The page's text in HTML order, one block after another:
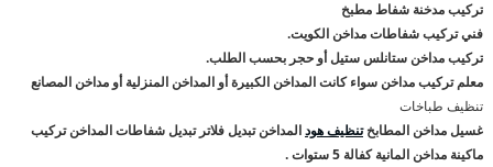
تركيب مدخنة شفاط مطبخ
فني تركيب شفاطات مداخن الكويت.
تركيب مداخن ستانلس ستيل أو حجر بحسب الطلب.
معلم تركيب مداخن سواء كانت المداخن الكبيرة أو المداخن المنزلية أو مداخن المصانع
تنظيف طباخات
غسيل مداخن المطابختنظيف هودالمداخن تبديل فلاتر تبديل شفاطات المداخن تركيب
ماكينة مداخن المانية كفالة 5 ستوات .